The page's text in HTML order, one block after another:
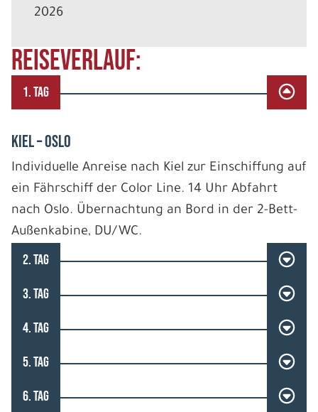
REISEVERLAUF:
1. TAG
Kiel – Oslo
Individuelle Anreise nach Kiel zur Einschiffung auf
ein Fährschiff der Color Line. 14 Uhr Abfahrt
nach Oslo. Übernachtung an Bord in der 2-Bett-
Außenkabine, DU/WC.
2. TAG
3. TAG
4. TAG
5. TAG
6. TAG
2026